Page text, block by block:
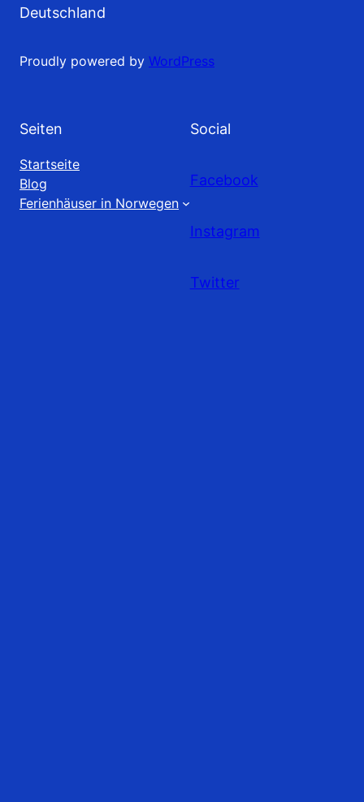
Deutschland
Proudly powered by WordPress
Seiten
Startseite
Blog
Ferienhäuser in Norwegen
Social
Facebook
Instagram
Twitter